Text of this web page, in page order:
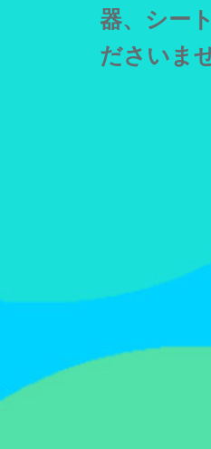
器、シー
ださいま